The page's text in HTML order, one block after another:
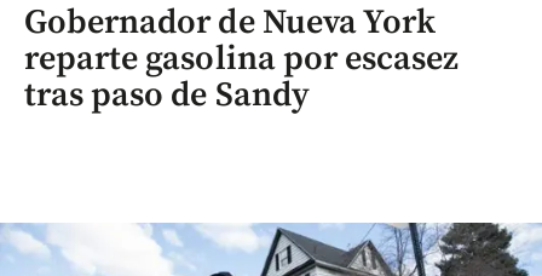
Gobernador de Nueva York
reparte gasolina por escasez
tras paso de Sandy